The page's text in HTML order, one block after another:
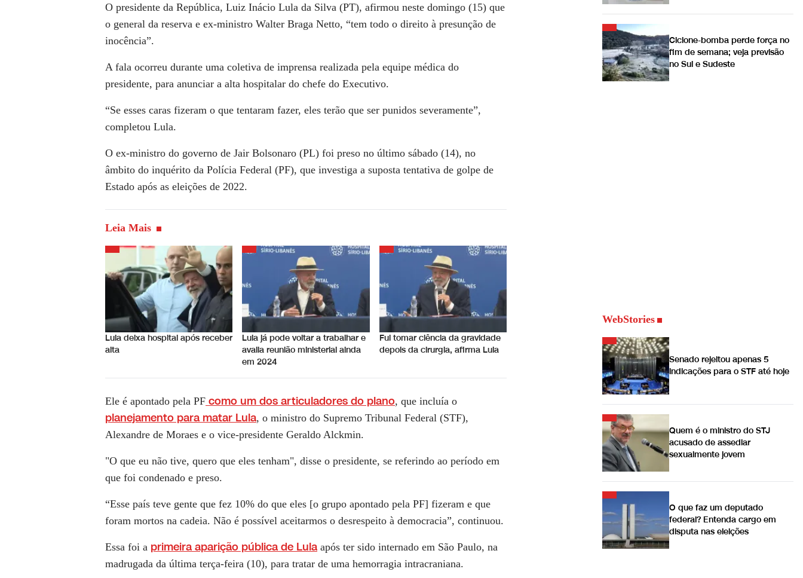
O presidente da República, Luiz Inácio Lula da Silva (PT), afirmou neste domingo (15) que
o general da reserva e ex-ministro Walter Braga Netto, “tem todo o direito à presunção de
inocência”.
A fala ocorreu durante uma coletiva de imprensa realizada pela equipe médica do
presidente, para anunciar a alta hospitalar do chefe do Executivo.
“Se esses caras fizeram o que tentaram fazer, eles terão que ser punidos severamente”,
completou Lula.
O ex-ministro do governo de Jair Bolsonaro (PL) foi preso no último sábado (14), no
âmbito do inquérito da Polícia Federal (PF), que investiga a suposta tentativa de golpe de
Estado após as eleições de 2022.
Leia Mais
Lula deixa hospital após receber
alta
Lula já pode voltar a trabalhar e
avalia reunião ministerial ainda
em 2024
Fui tomar ciência da gravidade
depois da cirurgia, afirma Lula
Ele é apontado pela PFcomo um dos articuladores do plano, que incluía o
planejamento para matar Lula, o ministro do Supremo Tribunal Federal (STF),
Alexandre de Moraes e o vice-presidente Geraldo Alckmin.
"O que eu não tive, quero que eles tenham", disse o presidente, se referindo ao período em
que foi condenado e preso.
“Esse país teve gente que fez 10% do que eles [o grupo apontado pela PF] fizeram e que
foram mortos na cadeia. Não é possível aceitarmos o desrespeito à democracia”, continuou.
Essa foi a primeira aparição pública de Lula após ter sido internado em São Paulo, na
madrugada da última terça-feira (10), para tratar de uma hemorragia intracraniana.
Ciclone-bomba perde força no
fim de semana; veja previsão
no Sul e Sudeste
WebStories
Senado rejeitou apenas 5
indicações para o STF até hoje
Quem é o ministro do STJ
acusado de assediar
sexualmente jovem
O que faz um deputado
federal? Entenda cargo em
disputa nas eleições